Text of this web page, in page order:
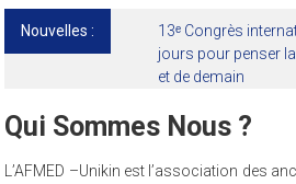
Nouvelles :
13ᵉ Congrès
jours pour penser
et de demain
Qui Sommes Nous ?
L’AFMED –Unikin est l’association des